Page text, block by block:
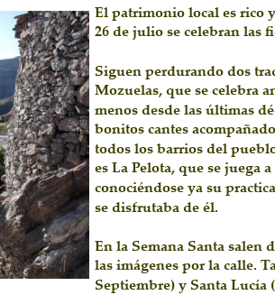
El patrimonio local es rico
26 de julio se celebran las
Siguen perdurando dos
Mozuelas, que se celebra
menos desde las últimas
bonitos cantes
todos los barrios del
es La Pelota, que se juega
conociéndose ya su
se disfrutaba de él.
En la Semana Santa salen
las imágenes por la calle.
Septiembre) y Santa Lucía